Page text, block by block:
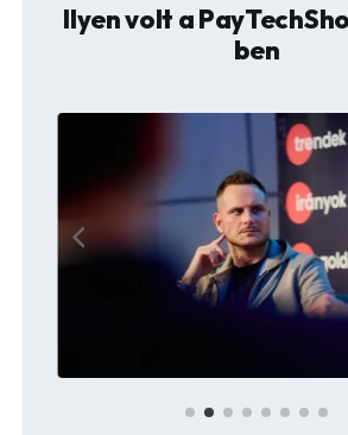
Ilyen volt a
ben